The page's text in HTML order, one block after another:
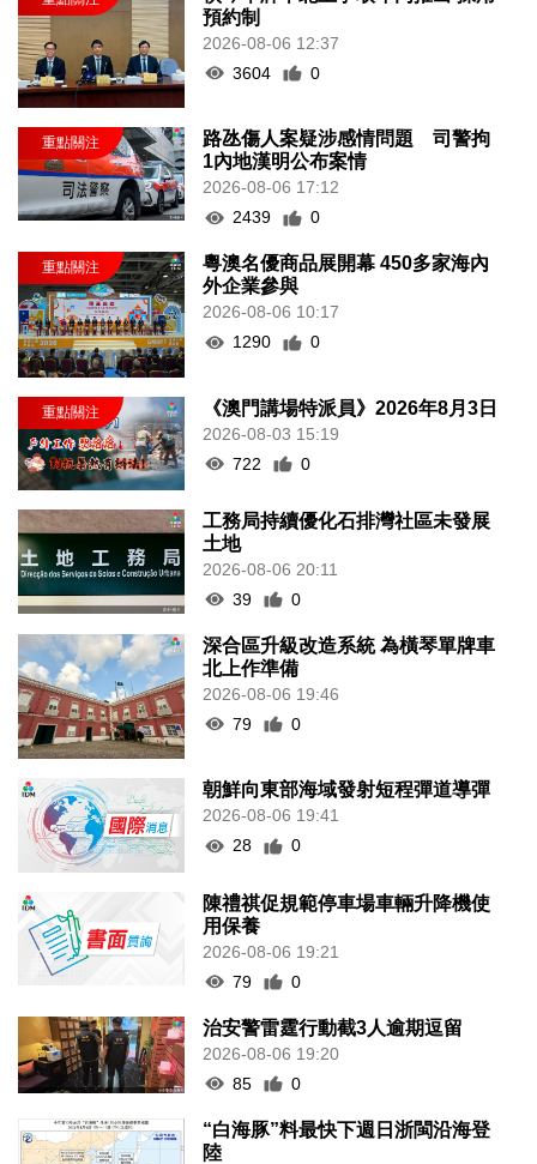
預約制
2026-08-06 12:37
3604
0
路氹傷人案疑涉感情問題 司警拘
1內地漢明公布案情
2026-08-06 17:12
2439
0
粵澳名優商品展開幕 450多家海內
外企業參與
2026-08-06 10:17
1290
0
《澳門講場特派員》2026年8月3日
2026-08-03 15:19
722
0
工務局持續優化石排灣社區未發展
土地
2026-08-06 20:11
39
0
深合區升級改造系統 為橫琴單牌車
北上作準備
2026-08-06 19:46
79
0
朝鮮向東部海域發射短程彈道導彈
2026-08-06 19:41
28
0
陳禮祺促規範停車場車輛升降機使
用保養
2026-08-06 19:21
79
0
治安警雷霆行動截3人逾期逗留
2026-08-06 19:20
85
0
“白海豚”料最快下週日浙閩沿海登
陸